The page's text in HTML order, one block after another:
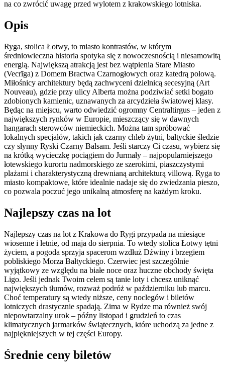
na co zwrócić uwagę przed wylotem z krakowskiego lotniska.
Opis
Ryga, stolica Łotwy, to miasto kontrastów, w którym
średniowieczna historia spotyka się z nowoczesnością i niesamowitą
energią. Największą atrakcją jest bez wątpienia Stare Miasto
(Vecrīga) z Domem Bractwa Czarnogłowych oraz katedrą polową.
Miłośnicy architektury będą zachwyceni dzielnicą secesyjną (Art
Nouveau), gdzie przy ulicy Alberta można podziwiać setki bogato
zdobionych kamienic, uznawanych za arcydzieła światowej klasy.
Będąc na miejscu, warto odwiedzić ogromny Centraltirgus – jeden z
największych rynków w Europie, mieszczący się w dawnych
hangarach sterowców niemieckich. Można tam spróbować
lokalnych specjałów, takich jak czarny chleb żytni, bałtyckie śledzie
czy słynny Ryski Czarny Balsam. Jeśli starczy Ci czasu, wybierz się
na krótką wycieczkę pociągiem do Jurmały – najpopularniejszego
łotewskiego kurortu nadmorskiego ze szerokimi, piaszczystymi
plażami i charakterystyczną drewnianą architekturą villową. Ryga to
miasto kompaktowe, które idealnie nadaje się do zwiedzania pieszo,
co pozwala poczuć jego unikalną atmosferę na każdym kroku.
Najlepszy czas na lot
Najlepszy czas na lot z Krakowa do Rygi przypada na miesiące
wiosenne i letnie, od maja do sierpnia. To wtedy stolica Łotwy tętni
życiem, a pogoda sprzyja spacerom wzdłuż Dźwiny i brzegiem
pobliskiego Morza Bałtyckiego. Czerwiec jest szczególnie
wyjątkowy ze względu na białe noce oraz huczne obchody święta
Ligo. Jeśli jednak Twoim celem są tanie loty i chcesz uniknąć
największych tłumów, rozważ podróż w październiku lub marcu.
Choć temperatury są wtedy niższe, ceny noclegów i biletów
lotniczych drastycznie spadają. Zima w Rydze ma również swój
niepowtarzalny urok – późny listopad i grudzień to czas
klimatycznych jarmarków świątecznych, które uchodzą za jedne z
najpiękniejszych w tej części Europy.
Średnie ceny biletów